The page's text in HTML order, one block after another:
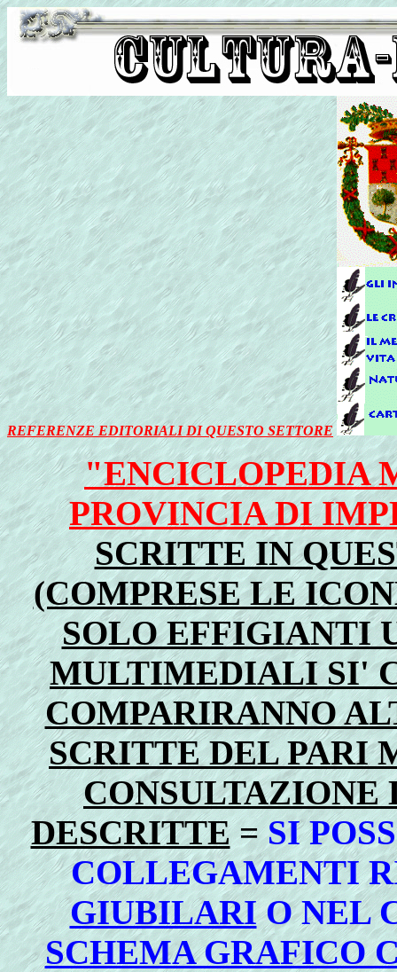
REFERENZE EDITORIALI DI QUESTO SETTORE
"ENCICLOPEDIA
PROVINCIA DI
SCRITTE IN
(COMPRESE LE
SOLO EFFIGIANTI
MULTIMEDIALI SI'
COMPARIRANNO
SCRITTE DEL
DESCRITTE=SI
COLLEGAMENTI
GIUBILARIO NEL
SCHEMA GRAFICO